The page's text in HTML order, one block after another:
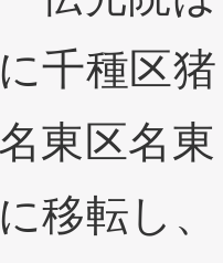
千種区猪
東区名東
移転し、